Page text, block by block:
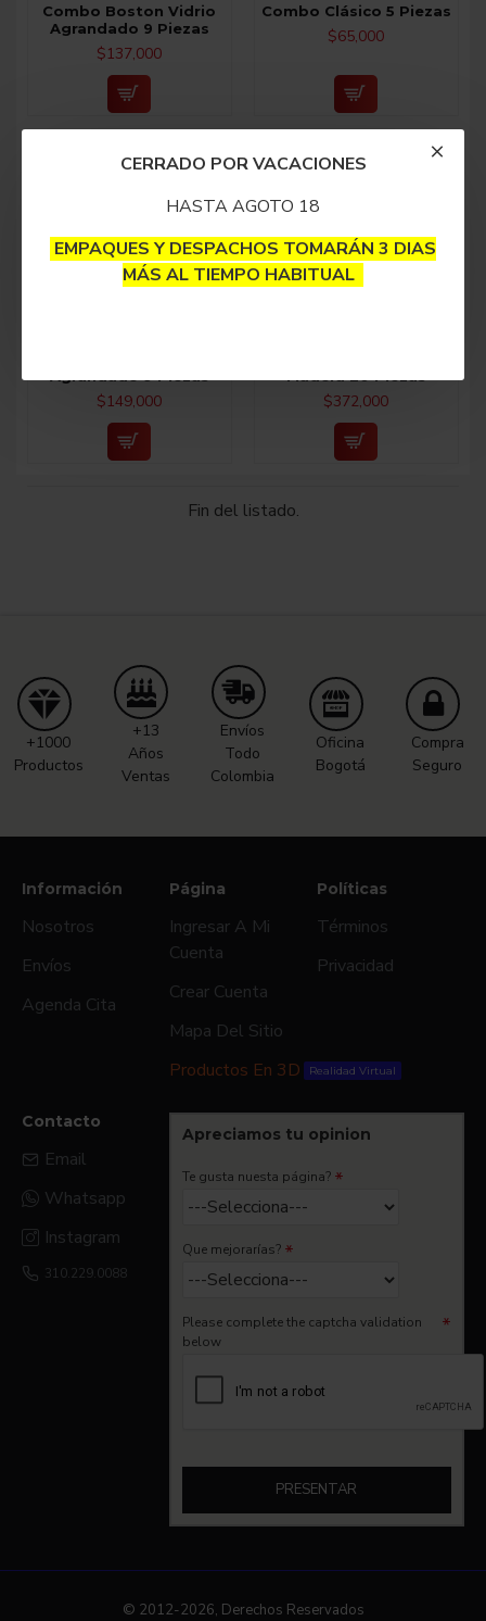
CERRADO POR VACACIONES
HASTA AGOTO 18
EMPAQUES Y DESPACHOS TOMARÁN 3 DIAS
MÁS AL TIEMPO HABITUAL
Combo Boston Vidrio
Agrandado 9 Piezas
$137,000
Combo Clásico 5 Piezas
$65,000
$149,000 $372,000
Fin del listado.
+1000
Productos
+13
Años
Ventas
Envíos
Todo
Colombia
Oficina
Bogotá
Compra
Seguro
Información
Nosotros
Envíos
Agenda Cita
Página
Ingresar A Mi
Cuenta
Crear Cuenta
Mapa Del Sitio
Productos En 3D
Realidad Virtual
Políticas
Términos
Privacidad
Contacto
Email
Whatsapp
Instagram
310.229.0088
Apreciamos tu opinion
Te gusta nuesta página?
Que mejorarías?
Please complete the captcha validation
below
PRESENTAR
© 2012-2026, Derechos Reservados